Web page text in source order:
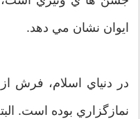
ايوان نشان مي دهد.
در دنياي اسلام، فرش
نمازگزاري بوده است.